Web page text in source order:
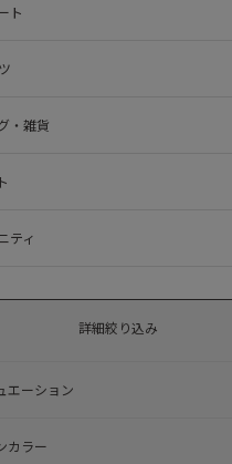
ト
・雑貨
ティ
詳細絞り込み
エーション
カラー